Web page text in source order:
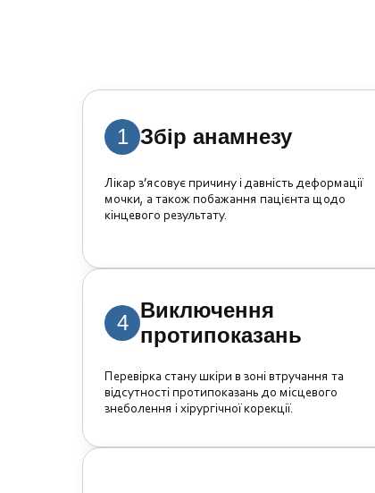
1 Збір анамнезу
Лікар з’ясовує причину і давність деформації
мочки, а також побажання пацієнта щодо
кінцевого результату.
4
Виключення
протипоказань
Перевірка стану шкіри в зоні втручання та
відсутності протипоказань до місцевого
знеболення і хірургічної корекції.